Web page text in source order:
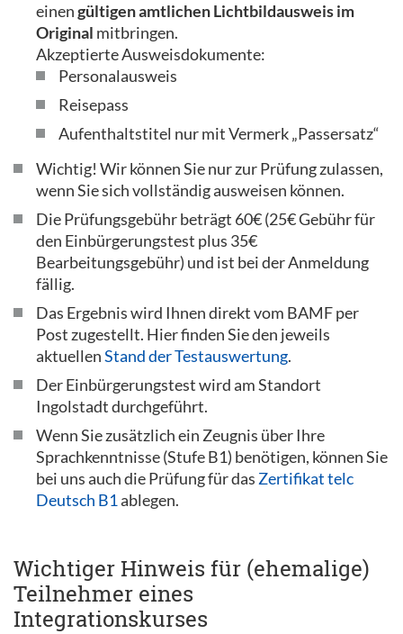
einengültigen amtlichen Lichtbildausweis im
Original mitbringen.
Akzeptierte Ausweisdokumente:
Personalausweis
Reisepass
Aufenthaltstitel nur mit Vermerk „Passersatz“
Wichtig! Wir können Sie nur zur Prüfung zulassen,
wenn Sie sich vollständig ausweisen können.
Die Prüfungsgebühr beträgt 60€ (25€ Gebühr für
den Einbürgerungstest plus 35€
Bearbeitungsgebühr) und ist bei der Anmeldung
fällig.
Das Ergebnis wird Ihnen direkt vom BAMF per
Post zugestellt. Hier finden Sie den jeweils
aktuellenStand der Testauswertung.
Der Einbürgerungstest wird am Standort
Ingolstadt durchgeführt.
Wenn Sie zusätzlich ein Zeugnis über Ihre
Sprachkenntnisse (Stufe B1) benötigen, können Sie
bei uns auch die Prüfung für das Zertifikat telc
Deutsch B1ablegen.
Wichtiger Hinweis für (ehemalige)
Teilnehmer eines
Integrationskurses